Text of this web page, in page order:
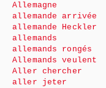
Allemagne
allemande arrivée
allemande Heckler
allemands
allemands rongés
Allemands veulent
Aller chercher
aller jeter